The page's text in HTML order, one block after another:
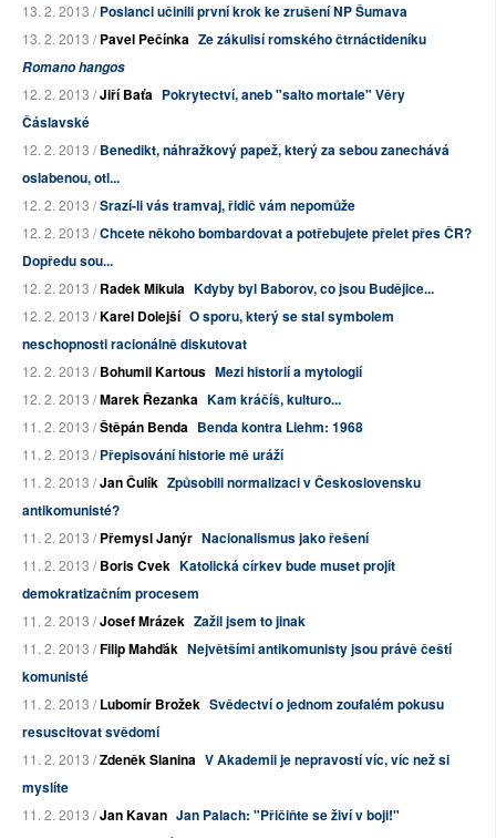
13. 2. 2013 /Poslanci učinili první krok ke zrušení NP Šumava
13. 2. 2013 /Pavel Pečínka Ze zákulisí romského čtrnáctideníku
Romano hangos
12. 2. 2013 /Jiří Baťa Pokrytectví, aneb "salto mortale" Věry
Čáslavské
12. 2. 2013 /Benedikt, náhražkový papež, který za sebou zanechává
oslabenou, otl...
12. 2. 2013 /Srazí-li vás tramvaj, řidič vám nepomůže
12. 2. 2013 /Chcete někoho bombardovat a potřebujete přelet přes ČR?
Dopředu sou...
12. 2. 2013 /Radek Mikula Kdyby byl Baborov, co jsou Budějice...
12. 2. 2013 /Karel Dolejší O sporu, který se stal symbolem
neschopnosti racionálně diskutovat
12. 2. 2013 /Bohumil Kartous Mezi historií a mytologií
12. 2. 2013 /Marek Řezanka Kam kráčíš, kulturo...
11. 2. 2013 /Štěpán Benda Benda kontra Liehm: 1968
11. 2. 2013 /Přepisování historie mě uráží
11. 2. 2013 /Jan Čulík Způsobili normalizaci v Československu
antikomunisté?
11. 2. 2013 /Přemysl Janýr Nacionalismus jako řešení
11. 2. 2013 /Boris Cvek Katolická církev bude muset projít
demokratizačním procesem
11. 2. 2013 /Josef Mrázek Zažil jsem to jinak
11. 2. 2013 /Filip Mahďák Největšími antikomunisty jsou právě čeští
komunisté
11. 2. 2013 /Lubomír Brožek Svědectví o jednom zoufalém pokusu
resuscitovat svědomí
11. 2. 2013 /Zdeněk Slanina V Akademii je nepravostí víc, víc než si
myslíte
11. 2. 2013 /Jan Kavan Jan Palach: "Přičiňte se živí v boji!"